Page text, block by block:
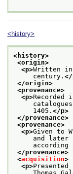
<history>
<history>
<origin>
<p>Written in
century. </
</origin>
<provenance>
<p>Recorded
catalogues of
1405. </p>
</provenance>
<provenance>
<p>Given to
and later
according
</provenance>
<acquisition>
<p>